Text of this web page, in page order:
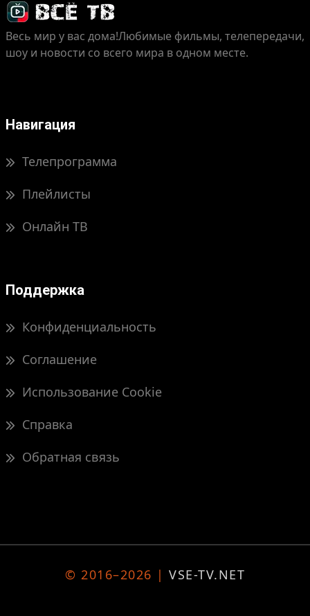
Весь мир у вас дома!Любимые фильмы, телепередачи,
шоу и новости со всего мира в одном месте.
Навигация
Телепрограмма
Плейлисты
Онлайн ТВ
Поддержка
Конфиденциальность
Соглашение
Использование Cookie
Справка
Обратная связь
© 2016–2026 | VSE-TV.NET